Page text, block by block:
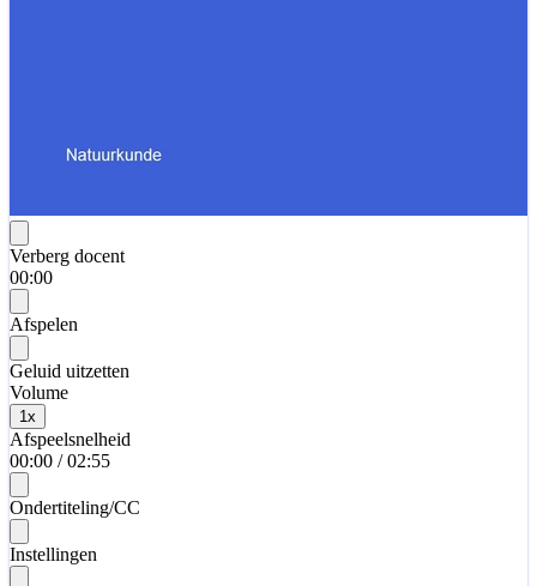
Verberg docent
00:00
Afspelen
Geluid uitzetten
Volume
1 x
Afspeelsnelheid
00:00 / 02:55
Ondertiteling/CC
Instellingen